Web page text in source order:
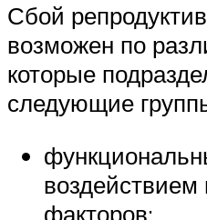
Сбой
возможен по
которые
следующие
факторов;